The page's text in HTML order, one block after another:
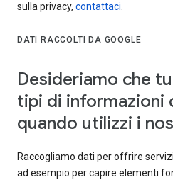
sulla privacy, contattaci.
DATI RACCOLTI DA GOOGLE
Desideriamo che
tipi di informazioni
quando utilizzi i
Raccogliamo dati per offrire
ad esempio per capire elementi